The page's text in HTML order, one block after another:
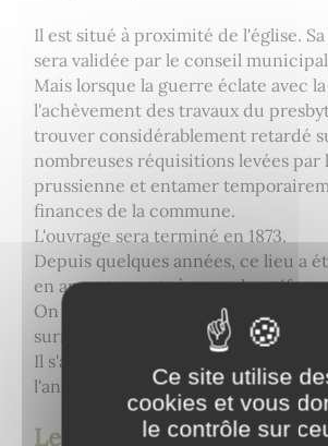
Il est situé à proximité de l'église.
sera validée par le conseil municipal
Mais lorsque la guerre éclate avec la
l'achèvement des travaux du
trouver considérablement retardé
nombreuses réquisitions levées par
prussienne et entamer
finances de la commune.
L'ouvrage sera terminé en 1873.
Depuis quelques années, ce lieu a
en appartements à usage locatif.
On peut découvrir sur le mur de
surmontant la porte piétonne, une
Il s'agit de la croix qui s'élevait sur le
l'ancienne église.
Le château
Ce site utilise
cookies et vous
le contrôle sur